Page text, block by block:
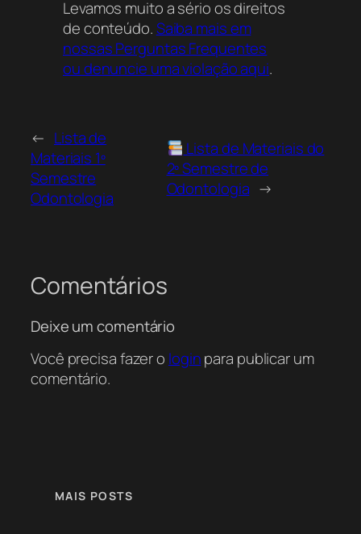
Levamos muito a sério os direitos
de conteúdo.Saiba mais em
nossas Perguntas Frequentes
ou denuncie uma violação aqui.
← Lista de
Materiais 1º
Semestre
Odontologia
Lista de Materiais do
2º Semestre de
Odontologia →
Comentários
Deixe um comentário
Você precisa fazer o loginpara publicar um
comentário.
MAIS POSTS